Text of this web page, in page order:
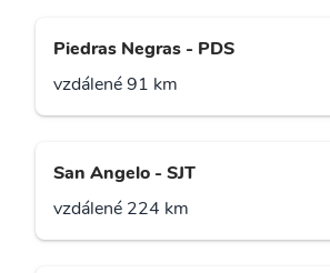
Piedras Negras - PDS
vzdálené 91 km
San Angelo - SJT
vzdálené 224 km